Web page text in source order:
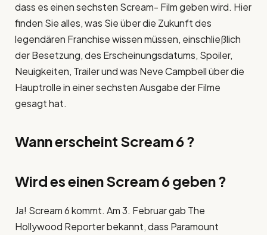
dass es einen sechsten Scream- Film geben wird. Hier
finden Sie alles, was Sie über die Zukunft des
legendären Franchise wissen müssen, einschließlich
der Besetzung, des Erscheinungsdatums, Spoiler,
Neuigkeiten, Trailer und was Neve Campbell über die
Hauptrolle in einer sechsten Ausgabe der Filme
gesagt hat.
Wann erscheint Scream 6 ?
Wird es einen Scream 6 geben ?
Ja! Scream 6 kommt. Am 3. Februar gab The
Hollywood Reporter bekannt, dass Paramount